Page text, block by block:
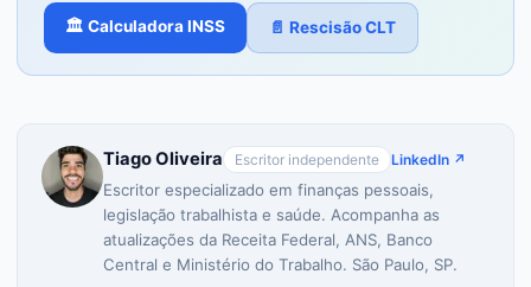
🏛️ Calculadora INSS 📄 Rescisão CLT
Tiago Oliveira Escritor independente LinkedIn ↗
Escritor especializado em finanças pessoais,
legislação trabalhista e saúde. Acompanha as
atualizações da Receita Federal, ANS, Banco
Central e Ministério do Trabalho. São Paulo, SP.